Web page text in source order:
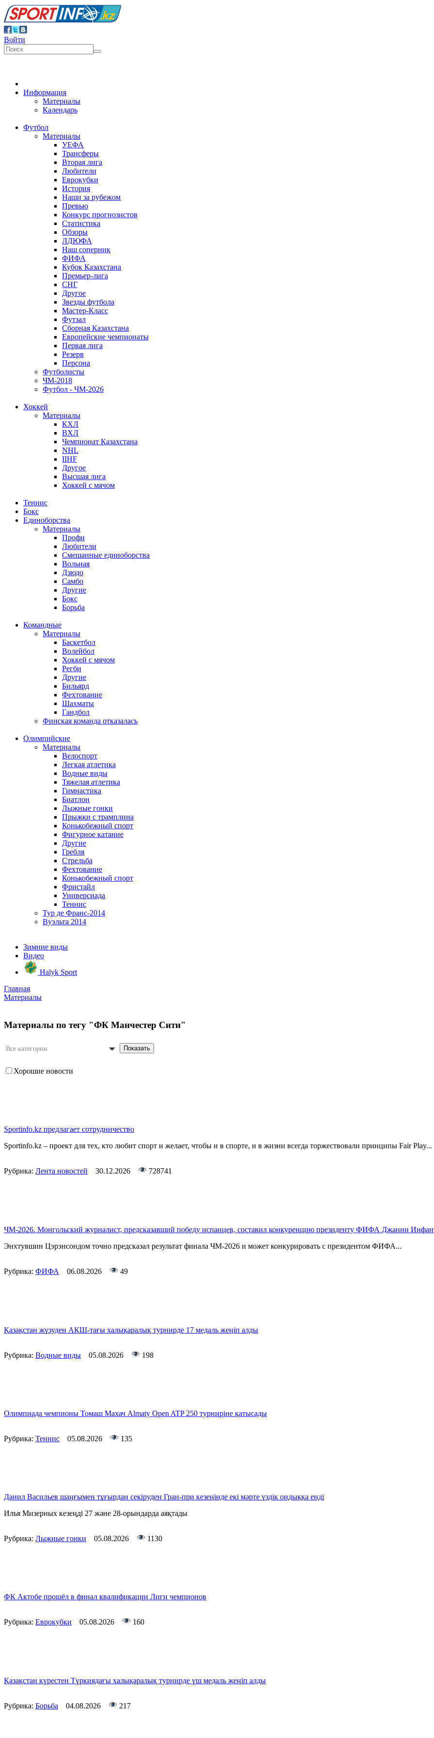
Войти
Информация
Материалы
Календарь
Футбол
Материалы
УЕФА
Трансферы
Вторая лига
Любители
Еврокубки
История
Наши за рубежом
Превью
Конкурс прогнозистов
Статистика
Обзоры
ЛДЮФА
Наш соперник
ФИФА
Кубок Казахстана
Премьер-лига
СНГ
Другое
Звезды футбола
Мастер-Класс
Футзал
Сборная Казахстана
Европейские чемпионаты
Первая лига
Резерв
Персона
Футболисты
ЧМ-2018
Футбол - ЧМ-2026
Хоккей
Материалы
КХЛ
ВХЛ
Чемпионат Казахстана
NHL
IIHF
Другое
Высшая лига
Хоккей с мячом
Теннис
Бокс
Единоборства
Материалы
Профи
Любители
Смешанные единоборства
Вольная
Дзюдо
Самбо
Другие
Бокс
Борьба
Командные
Материалы
Баскетбол
Волейбол
Хоккей с мячом
Регби
Другие
Бильярд
Фехтование
Шахматы
Гандбол
Финская команда отказалась
Олимпийские
Материалы
Велоспорт
Легкая атлетика
Водные виды
Тяжелая атлетика
Гимнастика
Биатлон
Лыжные гонки
Прыжки с трамплина
Конькобежный спорт
Фигурное катание
Другие
Гребля
Стрельба
Фехтование
Конькобежный спорт
Фристайл
Универсиада
Теннис
Тур де Франс-2014
Вуэльта 2014
Зимние виды
Видео
Halyk Sport
Главная
Материалы
Материалы по тегу "ФК Манчестер Сити"
Все категории Показать
Хорошие новости
Sportinfo.kz предлагает сотрудничество
Sportinfo.kz – проект для тех, кто любит спорт и желает, чтобы и в спорте, и в жизни всегда торжествовали принципы Fair Play...
Рубрика: Лента новостей 30.12.2026 728741
ЧМ-2026. Монгольский журналист, предсказавший победу испанцев, составил конкуренцию президенту ФИФА Джанни
Энхтувшин Цэрэнсондом точно предсказал результат финала ЧМ-2026 и может конкурировать с президентом ФИФА...
Рубрика: ФИФА 06.08.2026 49
Қазақстан жүзуден АҚШ-тағы халықаралық турнирде 17 медаль жеңіп алды
Рубрика: Водные виды 05.08.2026 198
Олимпиада чемпионы Томаш Махач Almaty Open ATP 250 турниріне қатысады
Рубрика: Теннис 05.08.2026 135
Данил Васильев шаңғымен тұғырдан секіруден Гран-при кезеңінде екі мәрте үздік ондыққа енді
Илья Мизерных кезеңді 27 және 28-орындарда аяқтады
Рубрика: Лыжные гонки 05.08.2026 1130
ФК Актобе прошёл в финал квалификации Лиги чемпионов
Рубрика: Еврокубки 05.08.2026 160
Қазақстан күрестен Түркиядағы халықаралық турнирде үш медаль жеңіп алды
Рубрика: Борьба 04.08.2026 217